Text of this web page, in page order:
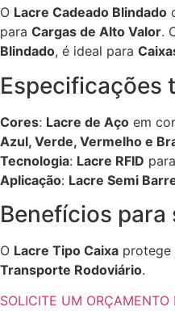
O Lacre Cadeado Blindado
para Cargas de Alto Valor.
Blindado, é ideal para
Especificações
Cores: Lacre de Aço em
Azul, Verde, Vermelho e
Tecnologia: Lacre RFID
Aplicação: Lacre Semi
Benefícios para
O Lacre Tipo Caixa protege
Transporte Rodoviário.
SOLICITE UM